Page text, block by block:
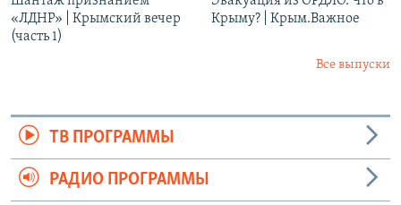
«ЛДНР» | Крымский вечер
(часть 1)
Крыму? | Крым.Важное
Все выпуски
ТВ ПРОГРАММЫ
РАДИО ПРОГРАММЫ